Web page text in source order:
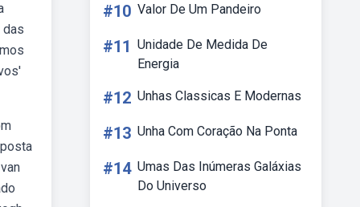
das
#10 Valor De Um Pandeiro
#11 Unidade De Medida De
Energia
#12 Unhas Classicas E Modernas
#13 Unha Com Coração Na Ponta
#14 Umas Das Inúmeras Galáxias
Do Universo